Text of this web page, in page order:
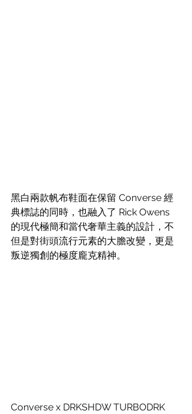
黑白兩款帆布鞋面在保留 Converse 經
典標誌的同時，也融入了 Rick Owens
的現代極簡和當代奢華主義的設計，不
但是對街頭流行元素的大膽改變，更是
叛逆獨創的極度龐克精神。
Converse x DRKSHDW TURBODRK